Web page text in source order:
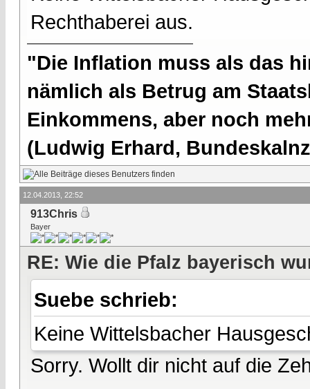
Rechthaberei aus.
"Die Inflation muss als das
nämlich als Betrug am
Einkommens, aber noch
(Ludwig Erhard,
12.04.2013, 22:52
913Chris
Bayer
RE: Wie die Pfalz bayerisch
Suebe schrieb:
Keine Wittelsbacher
Sorry. Wollt dir nicht auf die